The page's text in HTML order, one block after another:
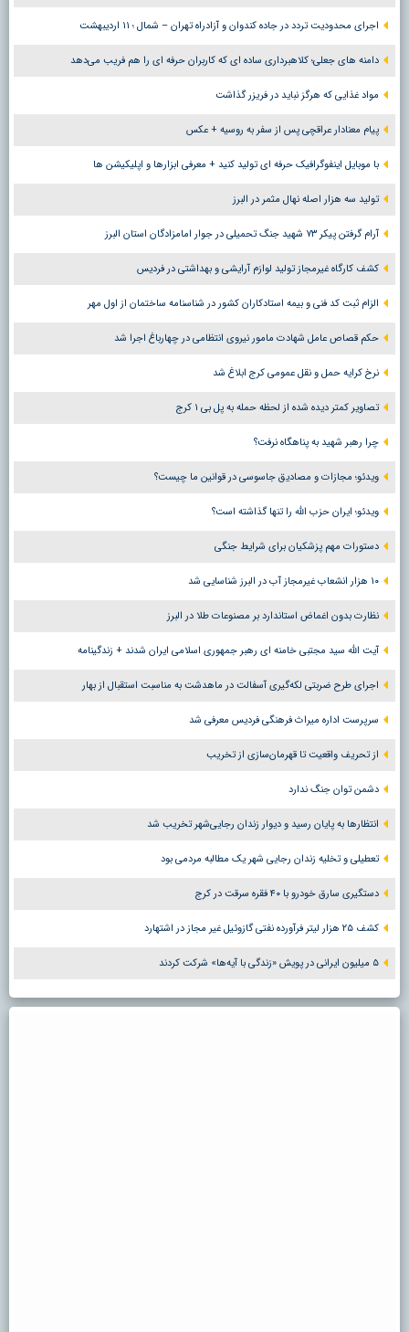
اجرای محدودیت تردد در جاده کندوان و آزادراه تهران – شمال ؛ ١١ اردیبهشت
دامنه های جعلی؛ کلاهبرداری ساده ای که کاربران حرفه ای را هم فریب می‌دهد
مواد غذایی که هرگز نباید در فریزر گذاشت
پیام معنادار عراقچی پس از سفر به روسیه + عکس
با موبایل اینفوگرافیک حرفه ای تولید کنید + معرفی ابزارها و اپلیکیشن ها
تولید سه هزار اصله نهال مثمر در البرز
آرام گرفتن پیکر ۷۳ شهید جنگ تحمیلی در جوار امامزادگان استان البرز
کشف کارگاه غیرمجاز تولید لوازم آرایشی و بهداشتی در فردیس
الزام ثبت کد فنی و بیمه استادکاران کشور در شناسنامه ساختمان از اول مهر
حکم قصاص عامل شهادت مامور نیروی انتظامی در چهارباغ اجرا شد
نرخ کرایه حمل و نقل عمومی کرج ابلاغ شد
تصاویر کمتر دیده شده از لحظه حمله به پل بی ۱ کرج
چرا رهبر شهید به پناهگاه نرفت؟
ویدئو؛ مجازات و مصادیق جاسوسی در قوانین ما چیست؟
ویدئو؛ ایران حزب الله را تنها گذاشته است؟
دستورات مهم پزشکیان برای شرایط جنگی
۱۰ هزار انشعاب غیرمجاز آب در البرز شناسایی شد
نظارت بدون اغماض استاندارد بر مصنوعات طلا در البرز
آیت الله سید مجتبی خامنه ای رهبر جمهوری اسلامی ایران شدند + زندگینامه
اجرای طرح ضربتی لکه‌گیری آسفالت در ماهدشت به مناسبت استقبال از بهار
سرپرست اداره میراث فرهنگی فردیس معرفی شد
از تحریف واقعیت تا قهرمان‌سازی از تخریب
دشمن توان جنگ ندارد
انتظارها به پایان رسید و دیوار زندان رجایی‌شهر تخریب شد
تعطیلی و تخلیه زندان رجایی شهر یک مطالبه مردمی بود
دستگیری سارق خودرو با ۴۰ فقره سرقت در کرج
کشف ۲۵ هزار لیتر فرآورده نفتی گازوئیل غیر مجاز در اشتهارد
۵ میلیون ایرانی در پویش «زندگی با آیه‌ها» شرکت کردند